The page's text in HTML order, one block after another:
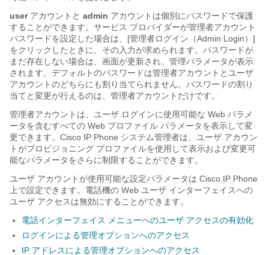
userアカウントと admin アカウントは個別にパスワードで保護
することができます。サービス プロバイダーが管理者アカウント
パスワードを設定した場合は、[管理者ログイン（Admin Login）]
をクリックしたときに、その入力が求められます。パスワードが
まだ存在しない場合は、画面が更新され、管理パラメータが表示
されます。デフォルトのパスワードは管理者アカウントとユーザ
アカウントのどちらにも割り当てられません。パスワードの割り
当てと変更が行えるのは、管理者アカウントだけです。
管理者アカウントは、ユーザ ログインに使用可能な Web パラメ
ータを含むすべての Web プロファイル パラメータを表示して変
更できます。Cisco IP Phone システム管理者は、ユーザ アカウン
トがプロビジョニング プロファイルを使用して表示および変更可
能なパラメータをさらに制限することができます。
ユーザ アカウントが使用可能な設定パラメータは Cisco IP Phone
上で設定できます。電話機の Web ユーザ インターフェイスへの
ユーザ アクセスは無効にすることができます。
電話インターフェイス メニューへのユーザ アクセスの有効化
ログインによる管理オプションへのアクセス
IP アドレスによる管理オプションへのアクセス